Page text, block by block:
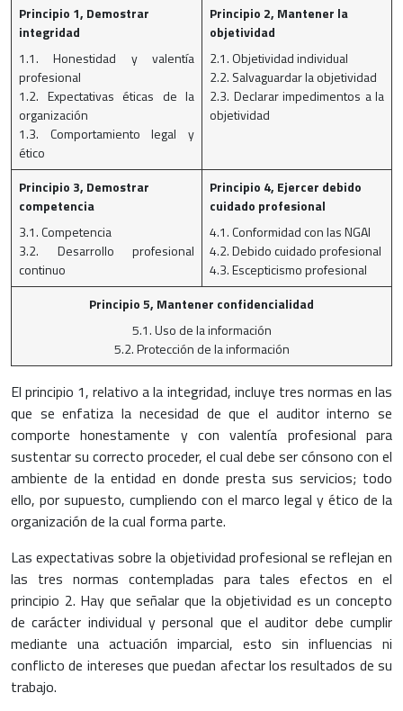
Principio 1, Demostrar
integridad
1.1. Honestidad y valentía
profesional
1.2. Expectativas éticas de la
organización
1.3. Comportamiento legal y
ético
Principio 2, Mantener la
objetividad
2.1. Objetividad individual
2.2. Salvaguardar la objetividad
2.3. Declarar impedimentos a la
objetividad
Principio 3, Demostrar
competencia
3.1. Competencia
3.2. Desarrollo profesional
continuo
Principio 4, Ejercer debido
cuidado profesional
4.1. Conformidad con las NGAI
4.2. Debido cuidado profesional
4.3. Escepticismo profesional
Principio 5, Mantener confidencialidad
5.1. Uso de la información
5.2. Protección de la información
El principio 1, relativo a la integridad, incluye tres normas en las
que se enfatiza la necesidad de que el auditor interno se
comporte honestamente y con valentía profesional para
sustentar su correcto proceder, el cual debe ser cónsono con el
ambiente de la entidad en donde presta sus servicios; todo
ello, por supuesto, cumpliendo con el marco legal y ético de la
organización de la cual forma parte.
Las expectativas sobre la objetividad profesional se reflejan en
las tres normas contempladas para tales efectos en el
principio 2. Hay que señalar que la objetividad es un concepto
de carácter individual y personal que el auditor debe cumplir
mediante una actuación imparcial, esto sin influencias ni
conflicto de intereses que puedan afectar los resultados de su
trabajo.